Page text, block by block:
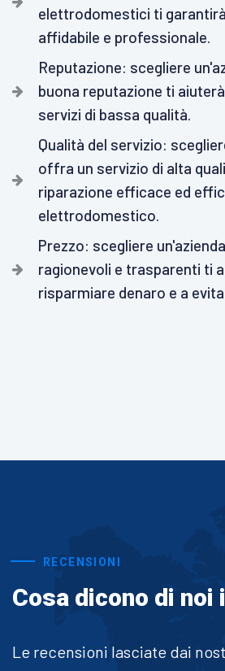
elettrodomestici ti
affidabile e professionale.
Reputazione: scegliere
buona reputazione ti
servizi di bassa qualità.
Qualità del servizio:
offra un servizio di alta
riparazione efficace ed
elettrodomestico.
Prezzo: scegliere
ragionevoli e trasparenti ti
risparmiare denaro e a
RECENSIONI
Cosa dicono di noi
Le recensioni lasciate dai